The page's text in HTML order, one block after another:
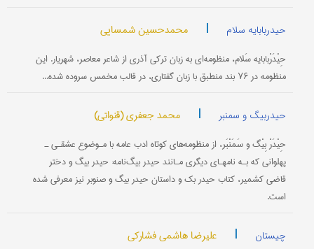
حیدربابایه سلام | محمدحسین شمسایی
حِیْدَرْبابایه سَلام، منظومه‌ای به زبان ترکی آذری از شاعر معاصر، شهریار. این
منظومه در ۷۶ بند منطبق با زبان گفتاری، در قالب مخمس سروده شده...
حیدربیگ و سمنبر | محمد جعفری (قنواتی)
حِیْدَرْ بِیْگ و سَمَنْبَر، از منظومه‌های کوتاه ادب عامه با مـوضوع عشقـی ـ
پهلوانی که بـه نامهـای دیگری مـانند حیدر ‌بیگ‌نامه: حیدر بیگ و دختر
قاضی کشمیر، کتاب حیدر بک و داستان حیدر بیگ و صنوبر نیز معرفی شده
است.
چیستان | علیرضا هاشمی فشارکی